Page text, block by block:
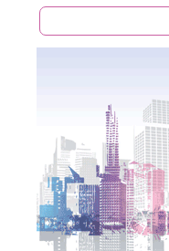
Пошукова форма
Пошук